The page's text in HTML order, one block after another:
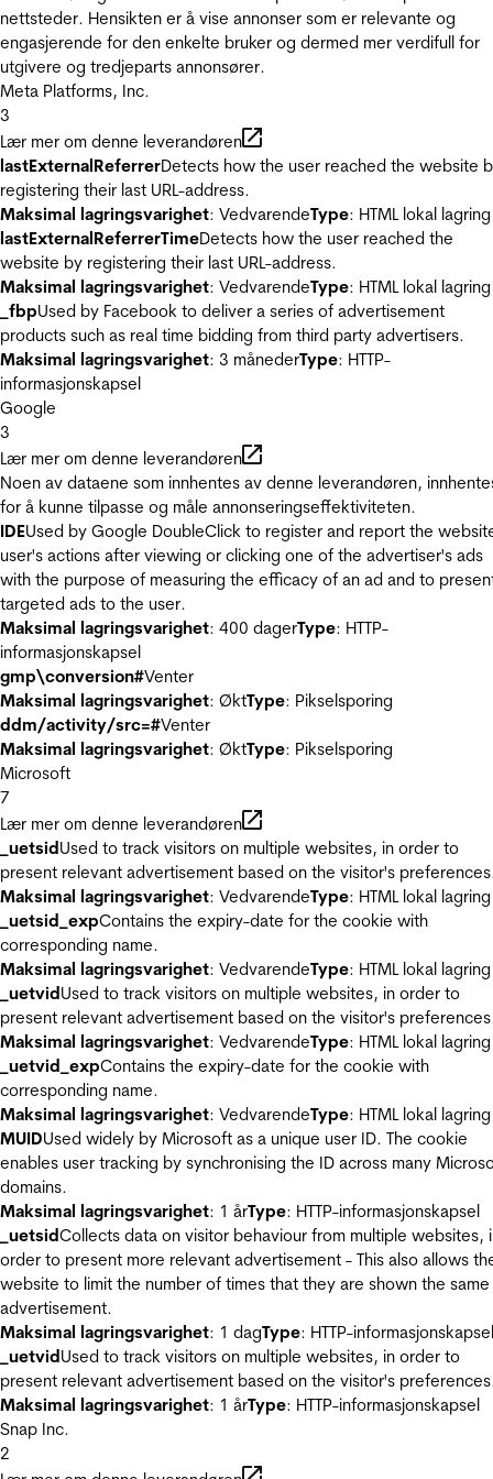
nettsteder. Hensikten er å vise annonser som er relevante og
engasjerende for den enkelte bruker og dermed mer verdifull for
utgivere og tredjeparts annonsører.
Meta Platforms, Inc.
3
Lær mer om denne leverandøren
lastExternalReferrerDetects how the user reached the website
registering their last URL-address.
Maksimal lagringsvarighet: VedvarendeType: HTML lokal lagring
lastExternalReferrerTimeDetects how the user reached the
website by registering their last URL-address.
Maksimal lagringsvarighet: VedvarendeType: HTML lokal lagring
_fbpUsed by Facebook to deliver a series of advertisement
products such as real time bidding from third party advertisers.
Maksimal lagringsvarighet: 3 månederType: HTTP-
informasjonskapsel
Google
3
Lær mer om denne leverandøren
Noen av dataene som innhentes av denne leverandøren,
for å kunne tilpasse og måle annonseringseffektiviteten.
IDEUsed by Google DoubleClick to register and report the
user's actions after viewing or clicking one of the advertiser's ads
with the purpose of measuring the efficacy of an ad and to
targeted ads to the user.
Maksimal lagringsvarighet: 400 dagerType: HTTP-
informasjonskapsel
gmp\conversion#Venter
Maksimal lagringsvarighet: ØktType: Pikselsporing
ddm/activity/src=#Venter
Maksimal lagringsvarighet: ØktType: Pikselsporing
Microsoft
7
Lær mer om denne leverandøren
_uetsidUsed to track visitors on multiple websites, in order to
present relevant advertisement based on the visitor's
Maksimal lagringsvarighet: VedvarendeType: HTML lokal lagring
_uetsid_expContains the expiry-date for the cookie with
corresponding name.
Maksimal lagringsvarighet: VedvarendeType: HTML lokal lagring
_uetvidUsed to track visitors on multiple websites, in order to
present relevant advertisement based on the visitor's
Maksimal lagringsvarighet: VedvarendeType: HTML lokal lagring
_uetvid_expContains the expiry-date for the cookie with
corresponding name.
Maksimal lagringsvarighet: VedvarendeType: HTML lokal lagring
MUIDUsed widely by Microsoft as a unique user ID. The cookie
enables user tracking by synchronising the ID across many
domains.
Maksimal lagringsvarighet: 1 årType: HTTP-informasjonskapsel
_uetsidCollects data on visitor behaviour from multiple websites,
order to present more relevant advertisement - This also allows
website to limit the number of times that they are shown the same
advertisement.
Maksimal lagringsvarighet: 1 dagType: HTTP-informasjonskapsel
_uetvidUsed to track visitors on multiple websites, in order to
present relevant advertisement based on the visitor's
Maksimal lagringsvarighet: 1 årType: HTTP-informasjonskapsel
Snap Inc.
2